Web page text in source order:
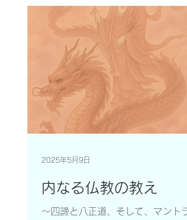
に学ぶことができるものです。...
内なる仏教の教え
〜四諦と八正道、そして、マント
2025年5月9日